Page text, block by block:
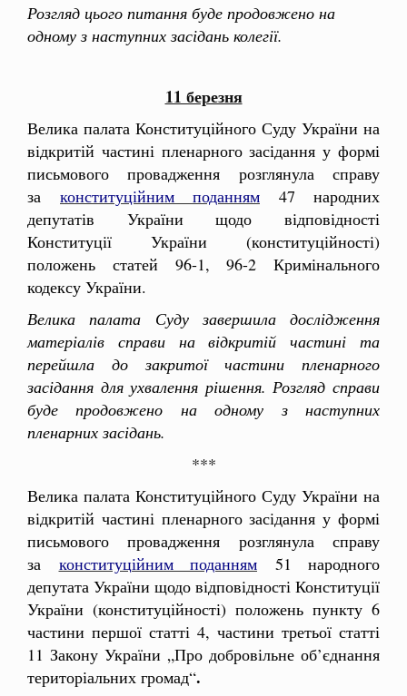
Розгляд цього питання буде продовжено на
одному з наступних засідань колегії.
11 березня
Велика палата Конституційного Суду України на
відкритій частині пленарного засідання у формі
письмового провадження розглянула справу
за конституційним поданням 47 народних
депутатів України щодо відповідності
Конституції України (конституційності)
положень статей 96-1, 96-2 Кримінального
кодексу України.
Велика палата Суду завершила дослідження
матеріалів справи на відкритій частині та
перейшла до закритої частини пленарного
засідання для ухвалення рішення. Розгляд справи
буде продовжено на одному з наступних
пленарних засідань.
***
Велика палата Конституційного Суду України на
відкритій частині пленарного засідання у формі
письмового провадження розглянула справу
за конституційним поданням 51 народного
депутата України щодо відповідності Конституції
України (конституційності) положень пункту 6
частини першої статті 4, частини третьої статті
11 Закону України „Про добровільне об’єднання
територіальних громад“.